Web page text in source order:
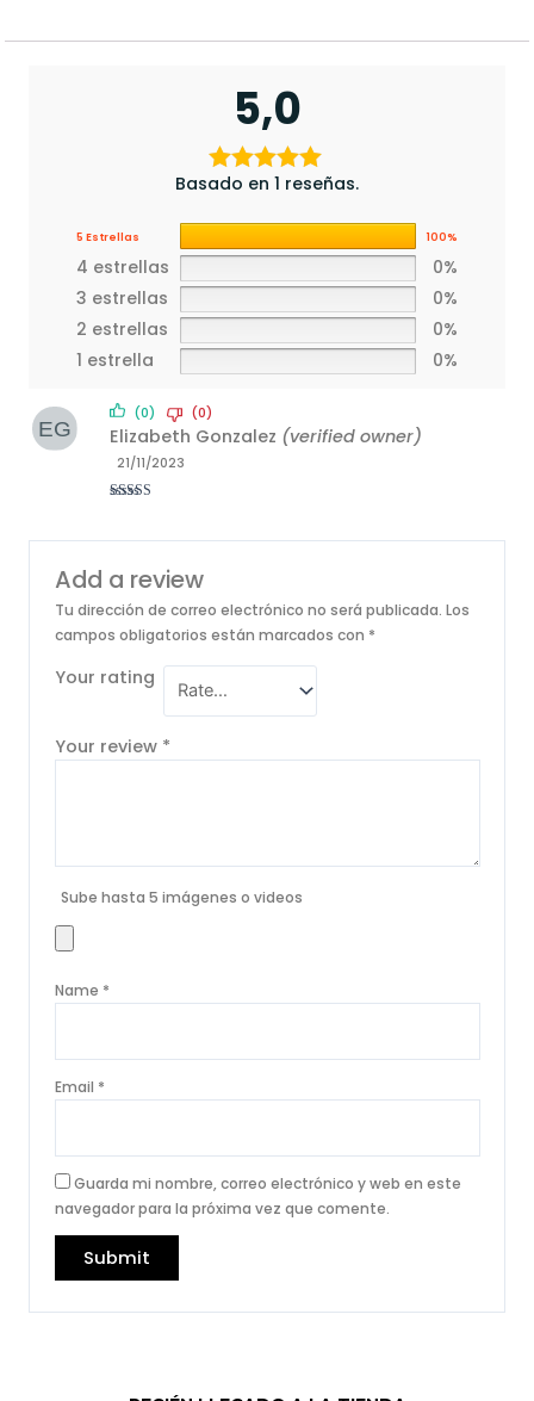
5,0
Basado en 1 reseñas.
5 Estrellas 100%
4 estrellas
0%
3 estrellas
0%
2 estrellas
0%
1 estrella
0%
Elizabeth Gonzalez (verified owner)
21/11/2023
(0) (0)
Add a review
Tu dirección de correo electrónico no será publicada. Los
campos obligatorios están marcados con *
Your rating
Your review *
Sube hasta 5 imágenes o videos
Name *
Email *
Guarda mi nombre, correo electrónico y web en este
navegador para la próxima vez que comente.